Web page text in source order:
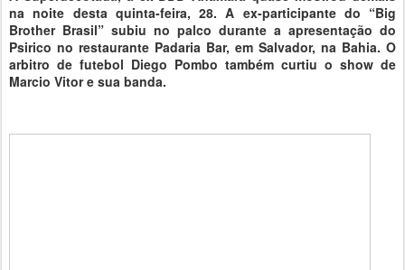
na noite desta quinta-feira, 28. A ex-participante do “Big
Brother Brasil” subiu no palco durante a apresentação do
Psirico no restaurante Padaria Bar, em Salvador, na Bahia. O
arbitro de futebol Diego Pombo também curtiu o show de
Marcio Vitor e sua banda.